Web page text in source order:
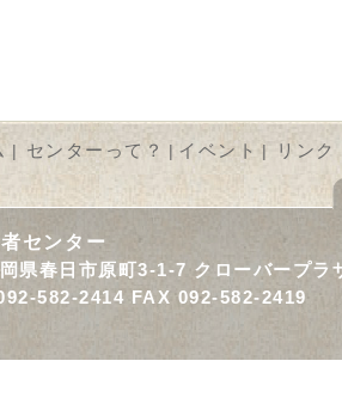
| センターって？ | イベント | リンク
センター
県春日市原町3-1-7 クローバープラ
582-2414 FAX 092-582-2419